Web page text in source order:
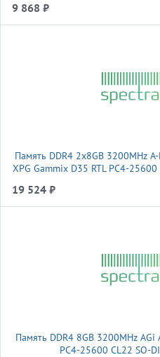
9 868 ₽
Память DDR4 2x8GB 3200MHz
XPG Gammix D35 RTL PC4-
19 524 ₽
Память DDR4 8GB 3200MHz
PC4-25600 CL22 SO-